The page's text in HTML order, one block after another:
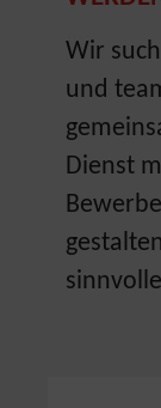
Wir
und
Dienst